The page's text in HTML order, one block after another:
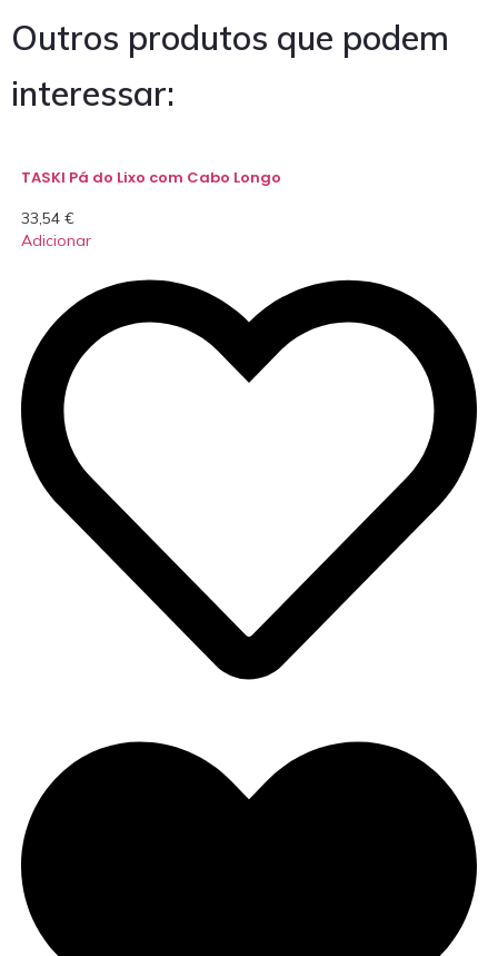
Outros produtos que podem
interessar:
TASKI Pá do Lixo com Cabo Longo
33,54 €
Adicionar